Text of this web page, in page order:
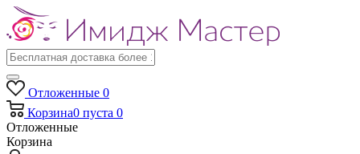
Отложенные 0
Корзина0 пуста 0
Отложенные
Корзина